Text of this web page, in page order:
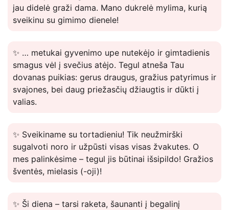
jau didelė graži dama. Mano dukrelė mylima, kurią
sveikinu su gimimo dienele!
✨ … metukai gyvenimo upe nutekėjo ir gimtadienis
smagus vėl į svečius atėjo. Tegul atneša Tau
dovanas puikias: gerus draugus, gražius patyrimus ir
svajones, bei daug priežasčių džiaugtis ir dūkti į
valias.
✨ Sveikiname su tortadieniu! Tik neužmirški
sugalvoti noro ir užpūsti visas visas žvakutes. O
mes palinkėsime – tegul jis būtinai išsipildo! Gražios
šventės, mielasis (-oji)!
✨ Ši diena – tarsi raketa, šaunanti į begalinį